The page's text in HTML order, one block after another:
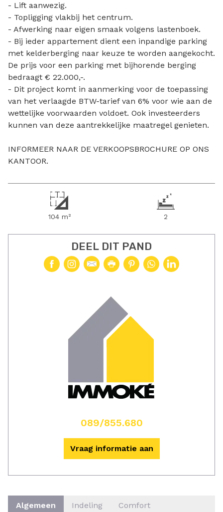
- Lift aanwezig.
- Topligging vlakbij het centrum.
- Afwerking naar eigen smaak volgens lastenboek.
- Bij ieder appartement dient een inpandige parking
met kelderberging naar keuze te worden aangekocht.
De prijs voor een parking met bijhorende berging
bedraagt € 22.000,-.
- Dit project komt in aanmerking voor de toepassing
van het verlaagde BTW-tarief van 6% voor wie aan de
wettelijke voorwaarden voldoet. Ook investeerders
kunnen van deze aantrekkelijke maatregel genieten.
INFORMEER NAAR DE VERKOOPSBROCHURE OP ONS
KANTOOR.
104 m² 2
DEEL DIT PAND
089/855.680
Vraag informatie aan
Algemeen Indeling Comfort